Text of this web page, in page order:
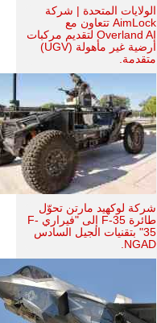
الولايات المتحدة | شركة
AimLock تتعاون مع
Overland AI لتقديم مركبات
أرضية غير مأهولة (UGV)
متقدمة.
شركة لوكهيد مارتن تحوّل
طائرة F-35 إلى "فيراري F-
35" بتقنيات الجيل السادس
NGAD.